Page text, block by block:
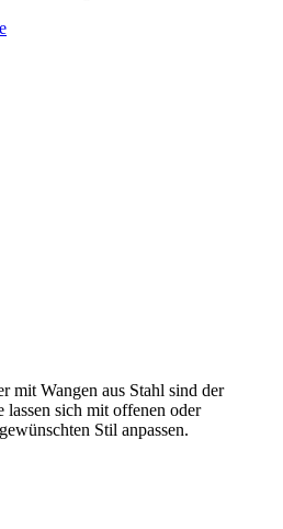
mit Wangen aus Stahl sind der
lassen sich mit offenen oder
Stil anpassen.